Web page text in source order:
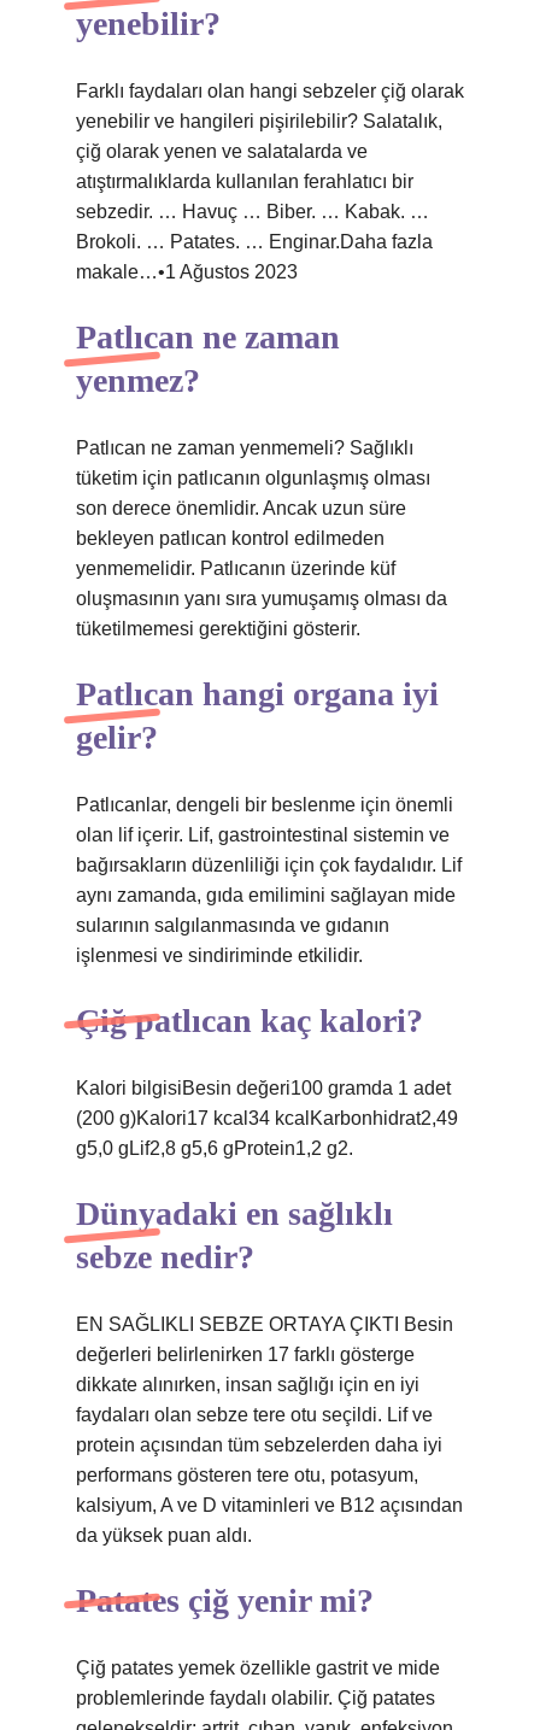
yenebilir?
Farklı faydaları olan hangi sebzeler çiğ olarak
yenebilir ve hangileri pişirilebilir? Salatalık,
çiğ olarak yenen ve salatalarda ve
atıştırmalıklarda kullanılan ferahlatıcı bir
sebzedir. … Havuç … Biber. … Kabak. …
Brokoli. … Patates. … Enginar.Daha fazla
makale…•1 Ağustos 2023
Patlıcan ne zaman
yenmez?
Patlıcan ne zaman yenmemeli? Sağlıklı
tüketim için patlıcanın olgunlaşmış olması
son derece önemlidir. Ancak uzun süre
bekleyen patlıcan kontrol edilmeden
yenmemelidir. Patlıcanın üzerinde küf
oluşmasının yanı sıra yumuşamış olması da
tüketilmemesi gerektiğini gösterir.
Patlıcan hangi organa iyi
gelir?
Patlıcanlar, dengeli bir beslenme için önemli
olan lif içerir. Lif, gastrointestinal sistemin ve
bağırsakların düzenliliği için çok faydalıdır. Lif
aynı zamanda, gıda emilimini sağlayan mide
sularının salgılanmasında ve gıdanın
işlenmesi ve sindiriminde etkilidir.
Çiğ patlıcan kaç kalori?
Kalori bilgisiBesin değeri100 gramda 1 adet
(200 g)Kalori17 kcal34 kcalKarbonhidrat2,49
g5,0 gLif2,8 g5,6 gProtein1,2 g2.
Dünyadaki en sağlıklı
sebze nedir?
EN SAĞLIKLI SEBZE ORTAYA ÇIKTI Besin
değerleri belirlenirken 17 farklı gösterge
dikkate alınırken, insan sağlığı için en iyi
faydaları olan sebze tere otu seçildi. Lif ve
protein açısından tüm sebzelerden daha iyi
performans gösteren tere otu, potasyum,
kalsiyum, A ve D vitaminleri ve B12 açısından
da yüksek puan aldı.
Patates çiğ yenir mi?
Çiğ patates yemek özellikle gastrit ve mide
problemlerinde faydalı olabilir. Çiğ patates